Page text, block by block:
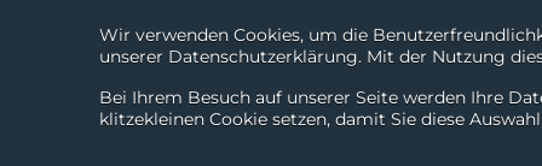
Wir verwenden Cookies, um die
unserer Datenschutzerklärung. Mit der Nutzung
Bei Ihrem Besuch auf unserer Seite werden Ihre
klitzekleinen Cookie setzen, damit Sie diese